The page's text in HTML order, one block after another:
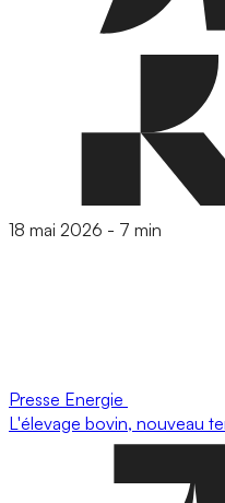
18 mai 2026 - 7 min
Presse Energie
L'élevage bovin, nouveau